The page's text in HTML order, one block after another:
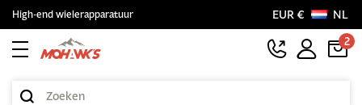
High-end wielerapparatuur EUR €
NL
2